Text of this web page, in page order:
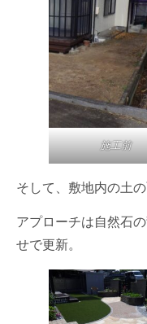
施工前
そして、敷地内の土
アプローチは自然石
せで更新。